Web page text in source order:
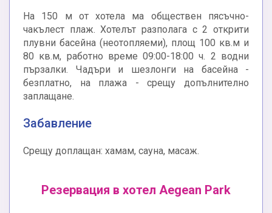
На 150 м от хотела ма обществен пясъчно-
чакълест плаж. Хотелът разполага с 2 открити
плувни басейна (неотопляеми), площ 100 кв.м и
80 кв.м, работно време 09:00-18:00 ч. 2 водни
пързалки. Чадъри и шезлонги на басейна -
безплатно, на плажа - срещу допълнително
заплащане.
Забавление
Срещу доплащан: хамам, сауна, масаж.
Резервация в хотел Aegean Park